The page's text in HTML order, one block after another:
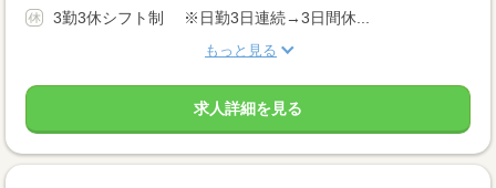
3勤3休シフト制 ※日勤3日連続→3日間休...
もっと見る
求人詳細を見る